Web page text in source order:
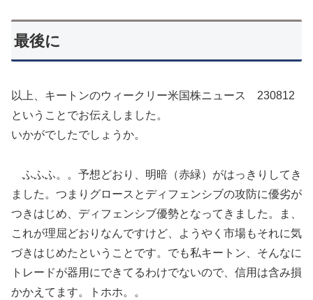
最後に
以上、キートンのウィークリー米国株ニュース 230812
ということでお伝えしました。
いかがでしたでしょうか。
ふふふ。。予想どおり、明暗（赤緑）がはっきりしてき
ました。つまりグロースとディフェンシブの攻防に優劣が
つきはじめ、ディフェンシブ優勢となってきました。ま、
これが理屈どおりなんですけど、ようやく市場もそれに気
づきはじめたということです。でも私キートン、そんなに
トレードが器用にできてるわけでないので、信用は含み損
かかえてます。トホホ。。